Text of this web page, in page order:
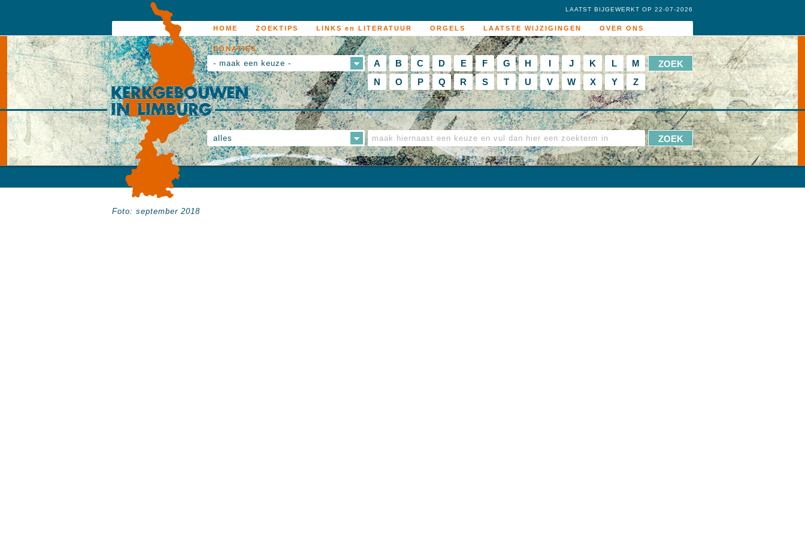
HOME ZOEKTIPS LINKS en LITERATUUR ORGELS LAATSTE WIJZIGINGEN OVER ONS
DONATIES
LAATST BIJGEWERKT OP 22-07-2026
- maak een keuze - A B C D E F G H I J K L
M
N
O P Q R S T U V W X Y Z
alles
Foto: september 2018